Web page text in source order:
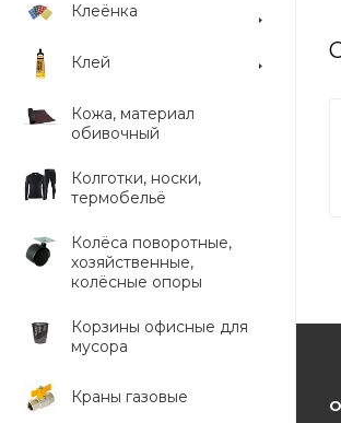
Клеёнка
Клей
Кожа, материал
обивочный
Колготки, носки,
термобельё
Колёса поворотные,
хозяйственные,
колёсные опоры
Корзины офисные для
мусора
Краны газовые